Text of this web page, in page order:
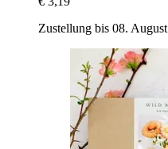
Zustellung bis 08. August